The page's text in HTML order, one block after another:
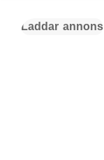
Laddar annons